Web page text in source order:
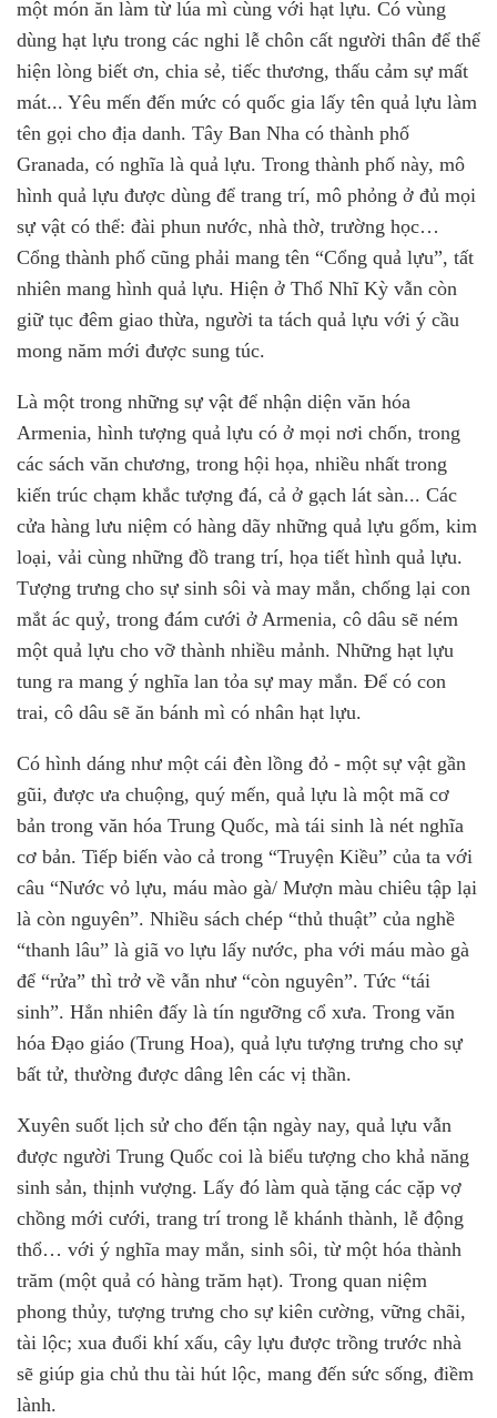
một món ăn làm từ lúa mì cùng với hạt lựu. Có vùng
dùng hạt lựu trong các nghi lễ chôn cất người thân để thể
hiện lòng biết ơn, chia sẻ, tiếc thương, thấu cảm sự mất
mát... Yêu mến đến mức có quốc gia lấy tên quả lựu làm
tên gọi cho địa danh. Tây Ban Nha có thành phố
Granada, có nghĩa là quả lựu. Trong thành phố này, mô
hình quả lựu được dùng để trang trí, mô phỏng ở đủ mọi
sự vật có thể: đài phun nước, nhà thờ, trường học…
Cổng thành phố cũng phải mang tên “Cổng quả lựu”, tất
nhiên mang hình quả lựu. Hiện ở Thổ Nhĩ Kỳ vẫn còn
giữ tục đêm giao thừa, người ta tách quả lựu với ý cầu
mong năm mới được sung túc.
Là một trong những sự vật để nhận diện văn hóa
Armenia, hình tượng quả lựu có ở mọi nơi chốn, trong
các sách văn chương, trong hội họa, nhiều nhất trong
kiến trúc chạm khắc tượng đá, cả ở gạch lát sàn... Các
cửa hàng lưu niệm có hàng dãy những quả lựu gốm, kim
loại, vải cùng những đồ trang trí, họa tiết hình quả lựu.
Tượng trưng cho sự sinh sôi và may mắn, chống lại con
mắt ác quỷ, trong đám cưới ở Armenia, cô dâu sẽ ném
một quả lựu cho vỡ thành nhiều mảnh. Những hạt lựu
tung ra mang ý nghĩa lan tỏa sự may mắn. Để có con
trai, cô dâu sẽ ăn bánh mì có nhân hạt lựu.
Có hình dáng như một cái đèn lồng đỏ - một sự vật gần
gũi, được ưa chuộng, quý mến, quả lựu là một mã cơ
bản trong văn hóa Trung Quốc, mà tái sinh là nét nghĩa
cơ bản. Tiếp biến vào cả trong “Truyện Kiều” của ta với
câu “Nước vỏ lựu, máu mào gà/ Mượn màu chiêu tập lại
là còn nguyên”. Nhiều sách chép “thủ thuật” của nghề
“thanh lâu” là giã vo lựu lấy nước, pha với máu mào gà
để “rửa” thì trở về vẫn như “còn nguyên”. Tức “tái
sinh”. Hẳn nhiên đấy là tín ngưỡng cổ xưa. Trong văn
hóa Đạo giáo (Trung Hoa), quả lựu tượng trưng cho sự
bất tử, thường được dâng lên các vị thần.
Xuyên suốt lịch sử cho đến tận ngày nay, quả lựu vẫn
được người Trung Quốc coi là biểu tượng cho khả năng
sinh sản, thịnh vượng. Lấy đó làm quà tặng các cặp vợ
chồng mới cưới, trang trí trong lễ khánh thành, lễ động
thổ… với ý nghĩa may mắn, sinh sôi, từ một hóa thành
trăm (một quả có hàng trăm hạt). Trong quan niệm
phong thủy, tượng trưng cho sự kiên cường, vững chãi,
tài lộc; xua đuổi khí xấu, cây lựu được trồng trước nhà
sẽ giúp gia chủ thu tài hút lộc, mang đến sức sống, điềm
lành.